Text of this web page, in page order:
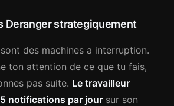
Deranger strategiquement
des machines a interruption.
ton attention de ce que tu fais,
pas suite. Le travailleur
notifications par jour sur son